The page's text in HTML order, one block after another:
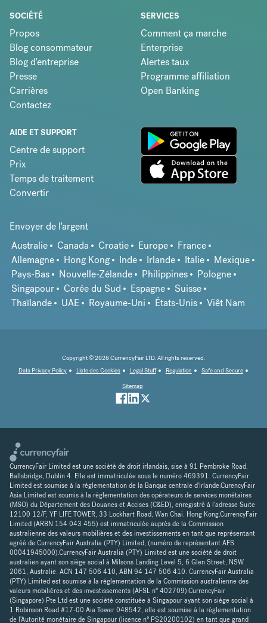
SOCIÉTÉ
Propos
Blog consommateur
Blog d'entreprise
Presse
Carrières
Contactez
SERVICES
Comment ça marche
Enterprise
Alertes taux
Programme affiliation
Open Banking
AIDE ET SUPPORT
Centre de support
Prix
Temps de traitement
Convertir
Envoyer de l'argent
Australie
Canada Croatie Europe
France
Allemagne
Hong Kong Inde Irlande Italie
Mexique
Pays-Bas
Nouvelle-Zélande Philippines
Pologne
Singapour
Corée du Sud Espagne
Suisse
Thaïlande
UAE Royaume-Uni États-Unis Viêt Nam
Copyright © 2026 CurrencyFair LTD. All rights reserved.
Data Privacy Policy
Liste des Cookies Legal Stuff Regulation
Safe and Secure
Sitemap
CurrencyFair Limited est une société de droit irlandais, sise à 91 Pembroke Road,
Ballsbridge, Dublin 4. Elle est immatriculée sous le numéro 469391. CurrencyFair
Limited est soumise à la réglementation de la Banque centrale d'Irlande.CurencyFair
Asia Limited est soumis à la réglementation des opérateurs de services monétaires
(MSO) du Département des Douanes et Accises (C&ED), enregistré à l'adresse Suite
12100 12/F, YF LIFE TOWER, 33 Lockhart Road, Wan Chai. Hong Kong.CurrencyFair
Limited (ARBN 154 043 455) est immatriculée auprès de la Commission
australienne des valeurs mobilières et des investissements en tant que représentant
agréé de CurrencyFair Australia (PTY) Limited, (numéro de représentant AFS
00041945000).CurrencyFair Australia (PTY) Limited est une société de droit
australien ayant son siège social à Milsons Landing Level 5, 6 Glen Street, NSW
2061, Australie. ACN 147 506 410, ABN 94 147 506 410. CurrencyFair Australia
(PTY) Limited est soumise à la réglementation de la Commission australienne des
valeurs mobilières et des investissements (AFSL n° 402709).CurrencyFair
(Singapore) Pte Ltd est une société constituée à Singapour ayant son siège social à
1 Robinson Road #17-00 Aia Tower 048542, elle est soumise à la réglementation
de l'Autorité monétaire de Singapour (licence n° PS20200102) en tant que grand